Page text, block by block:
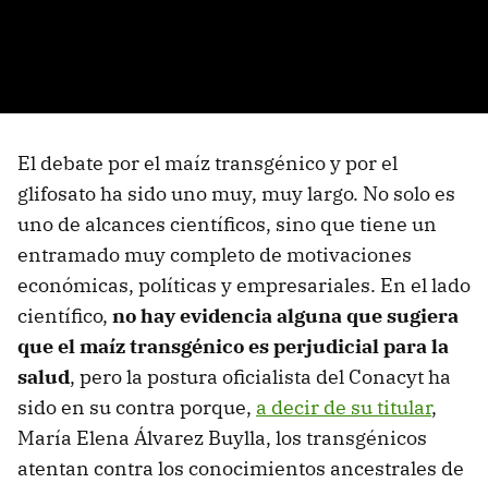
El debate por el maíz transgénico y por el
glifosato ha sido uno muy, muy largo. No solo es
uno de alcances científicos, sino que tiene un
entramado muy completo de motivaciones
económicas, políticas y empresariales. En el lado
científico, no hay evidencia alguna que sugiera
que el maíz transgénico es perjudicial para la
salud, pero la postura oficialista del Conacyt ha
sido en su contra porque, a decir de su titular,
María Elena Álvarez Buylla, los transgénicos
atentan contra los conocimientos ancestrales de